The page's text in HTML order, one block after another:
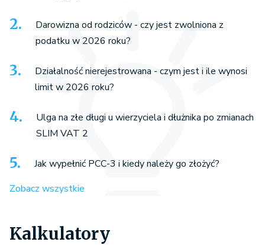
Darowizna od rodziców - czy jest zwolniona z
podatku w 2026 roku?
Działalność nierejestrowana - czym jest i ile wynosi
limit w 2026 roku?
Ulga na złe długi u wierzyciela i dłużnika po zmianach
SLIM VAT 2
Jak wypełnić PCC-3 i kiedy należy go złożyć?
Zobacz wszystkie
Kalkulatory